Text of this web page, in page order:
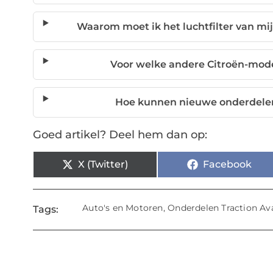
Waarom moet ik het luchtfilter van
Voor welke andere Citroën-
Hoe kunnen nieuwe
Goed artikel? Deel hem dan op:
X (Twitter) Facebook
Tags: Auto's en Motoren,Onderdelen Traction